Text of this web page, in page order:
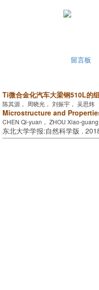
留言板
Ti微合金化汽车大梁钢510L的
陈其源， 周晓光， 刘振宇， 吴思炜
Microstructure and
CHEN Qi-yuan， ZHOU Xiao-
东北大学学报:自然科学版 .